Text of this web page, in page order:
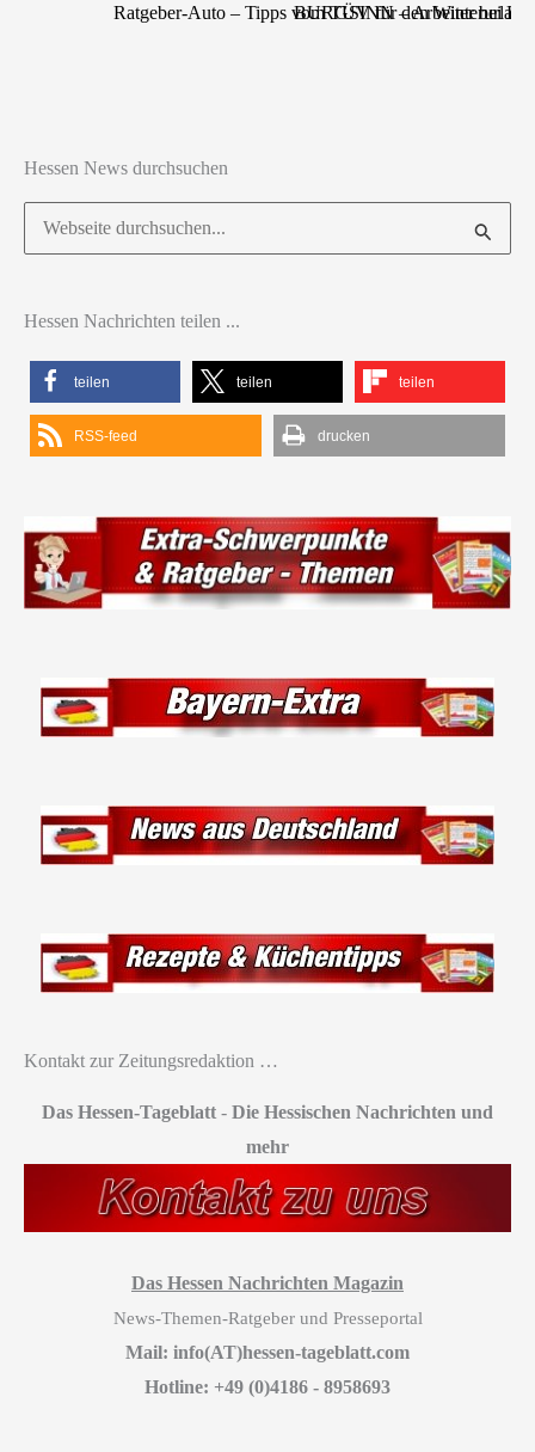
Ratgeber-Auto – Tipps vom TÜV für den
BURGSINN – Arbeiter bei
Hessen News durchsuchen
Suchen
nach:
Hessen Nachrichten teilen ...
teilen teilen teilen
RSS-feed drucken
Kontakt zur Zeitungsredaktion …
Das Hessen-Tageblatt - Die Hessischen Nachrichten und
mehr
Das Hessen Nachrichten Magazin
News-Themen-Ratgeber und Presseportal
Mail: info(AT)hessen-tageblatt.com
Hotline: +49 (0)4186 - 8958693